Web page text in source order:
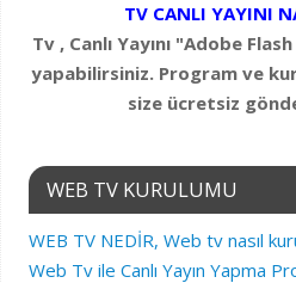
TV CANLI YAYINI
Tv , Canlı Yayını "Adobe
yapabilirsiniz. Program ve
size ücretsiz
WEB TV KURULUMU
WEB TV NEDİR, Web tv nasıl
Web Tv ile Canlı Yayın Yapma